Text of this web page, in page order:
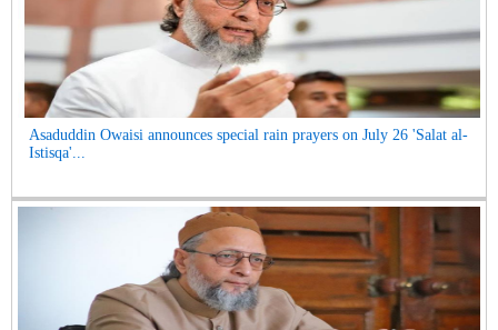
Asaduddin Owaisi announces special rain prayers on July 26 'Salat al-
Istisqa'...